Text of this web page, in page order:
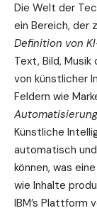
Die Welt der
ein Bereich, der
Definition von
Text, Bild,
von künstlicher
Feldern wie
Künstliche
automatisch
können, was
wie Inhalte
IBM’s Plattform